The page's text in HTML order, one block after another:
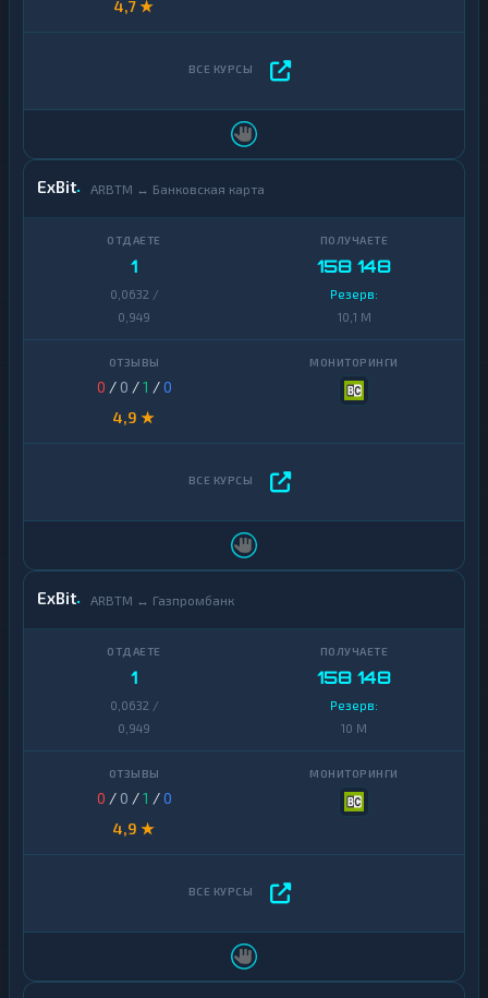
4,7 ★
ExBit ARBTM ↔ Банковская карта
1
0,0632 /
0,949
158 148
Резерв:
10,1 M
0 / 0 /1 /0
4,9 ★
ExBit ARBTM ↔ Газпромбанк
1
0,0632 /
0,949
158 148
Резерв:
10 M
0 / 0 /1 /0
4,9 ★